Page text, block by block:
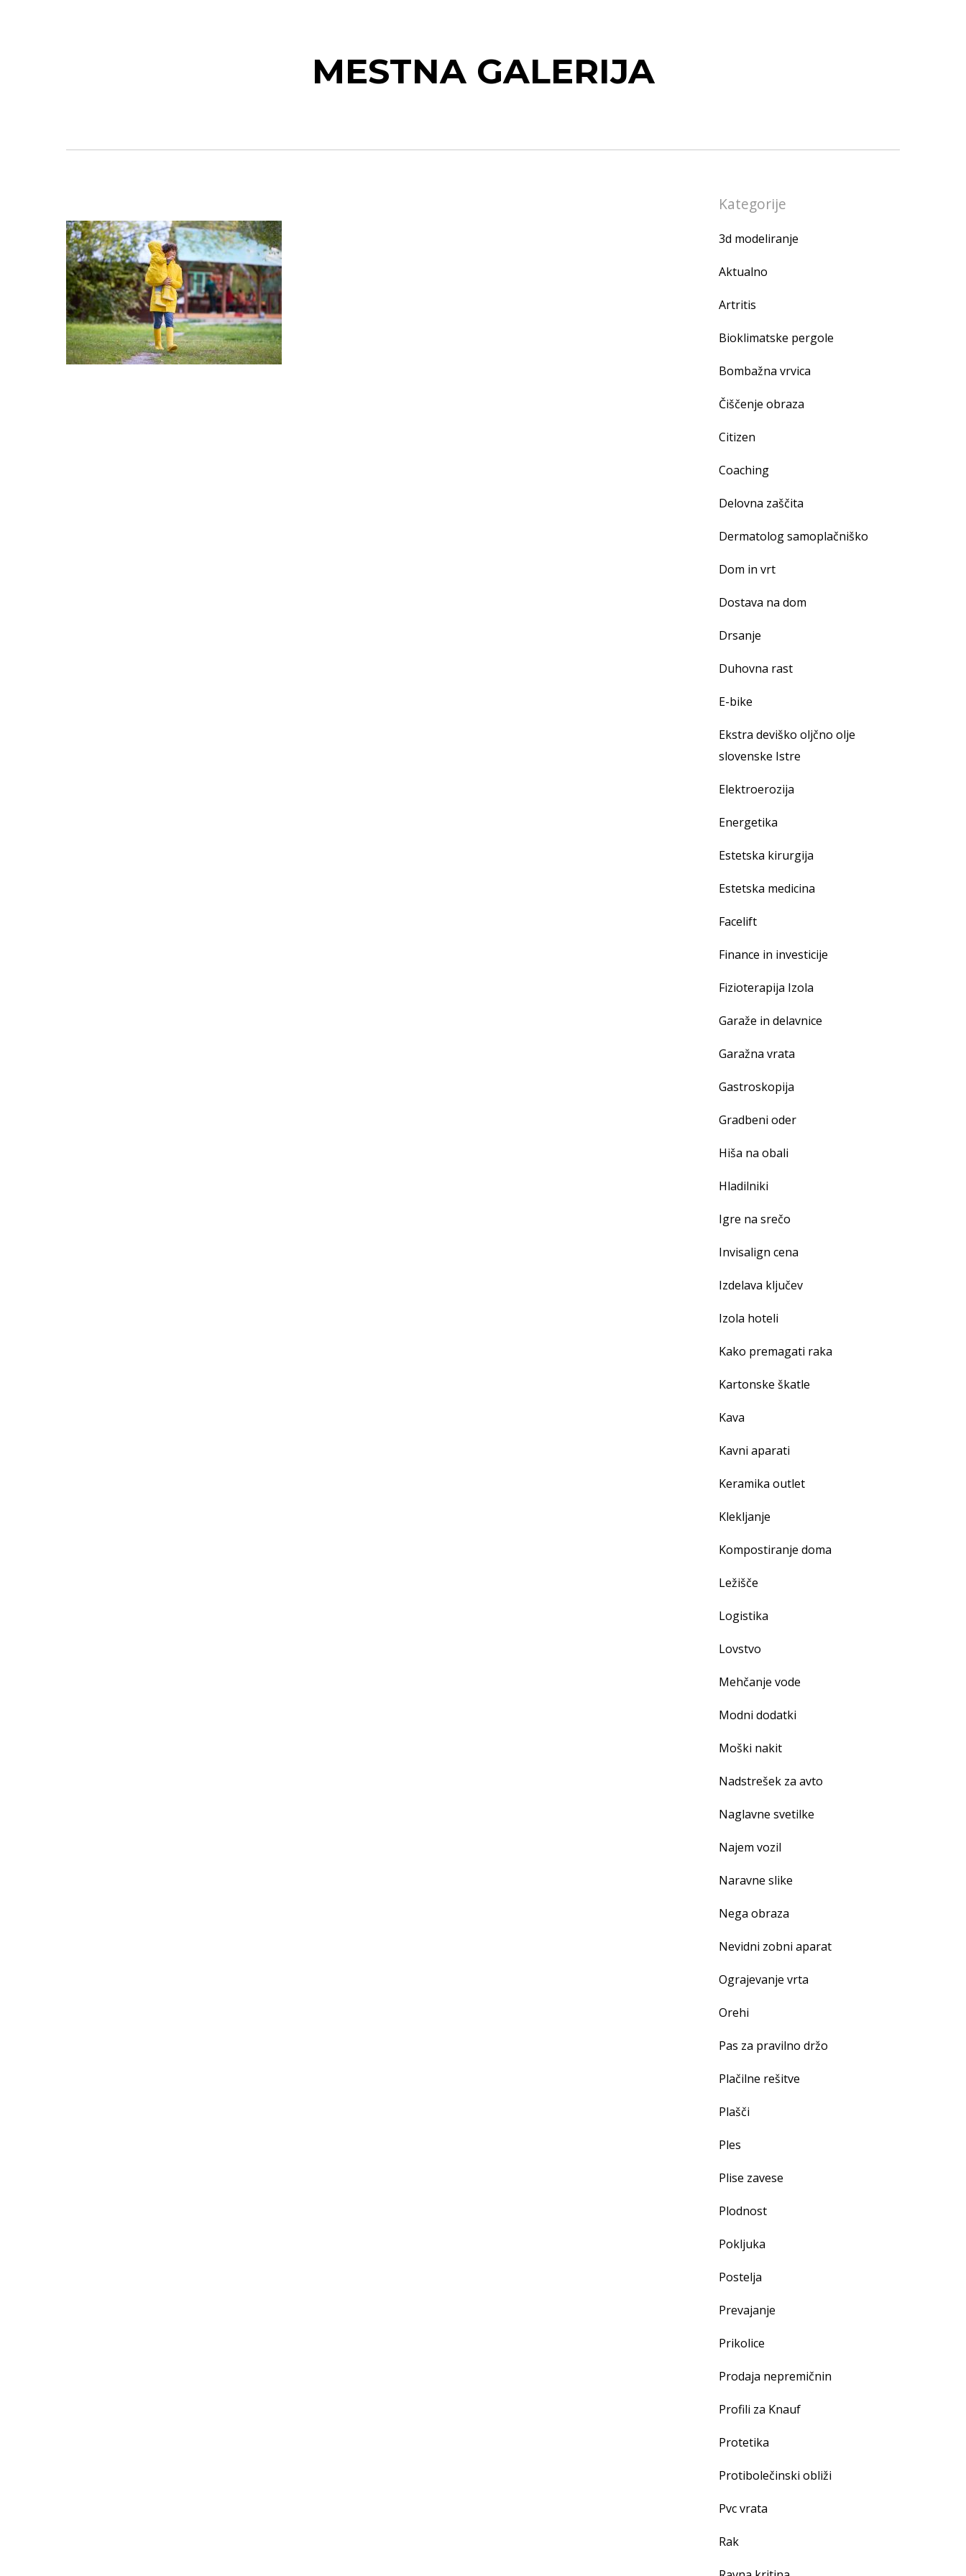
MESTNA GALERIJA
Kategorije
3d modeliranje
Aktualno
Artritis
Bioklimatske pergole
Bombažna vrvica
Čiščenje obraza
Citizen
Coaching
Delovna zaščita
Dermatolog samoplačniško
Dom in vrt
Dostava na dom
Drsanje
Duhovna rast
E-bike
Ekstra deviško oljčno olje
slovenske Istre
Elektroerozija
Energetika
Estetska kirurgija
Estetska medicina
Facelift
Finance in investicije
Fizioterapija Izola
Garaže in delavnice
Garažna vrata
Gastroskopija
Gradbeni oder
Hiša na obali
Hladilniki
Igre na srečo
Invisalign cena
Izdelava ključev
Izola hoteli
Kako premagati raka
Kartonske škatle
Kava
Kavni aparati
Keramika outlet
Klekljanje
Kompostiranje doma
Ležišče
Logistika
Lovstvo
Mehčanje vode
Modni dodatki
Moški nakit
Nadstrešek za avto
Naglavne svetilke
Najem vozil
Naravne slike
Nega obraza
Nevidni zobni aparat
Ograjevanje vrta
Orehi
Pas za pravilno držo
Plačilne rešitve
Plašči
Ples
Plise zavese
Plodnost
Pokljuka
Postelja
Prevajanje
Prikolice
Prodaja nepremičnin
Profili za Knauf
Protetika
Protibolečinski obliži
Pvc vrata
Rak